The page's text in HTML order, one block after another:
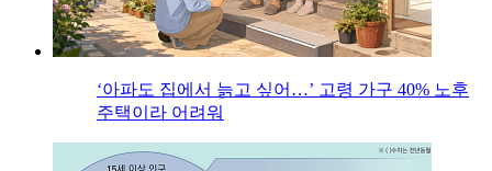
‘아파도 집에서 늙고 싶어…’ 고령 가구 40% 노후
주택이라 어려워